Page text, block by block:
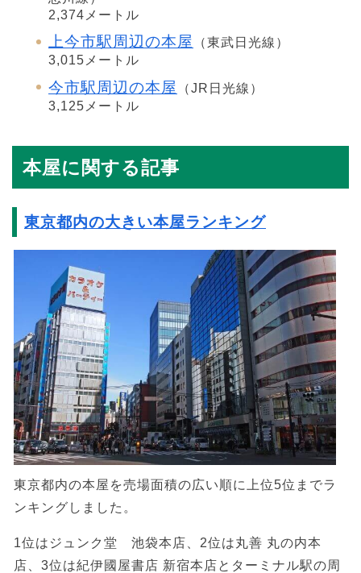
2,374メートル
上今市駅周辺の本屋
（東武日光線）
3,015メートル
今市駅周辺の本屋
（JR日光線）
3,125メートル
本屋に関する記事
東京都内の大きい本屋ランキング
東京都内の本屋を売場面積の広い順に上位5位までラ
ンキングしました。
1位はジュンク堂 池袋本店、2位は丸善 丸の内本
店、3位は紀伊國屋書店 新宿本店とターミナル駅の周